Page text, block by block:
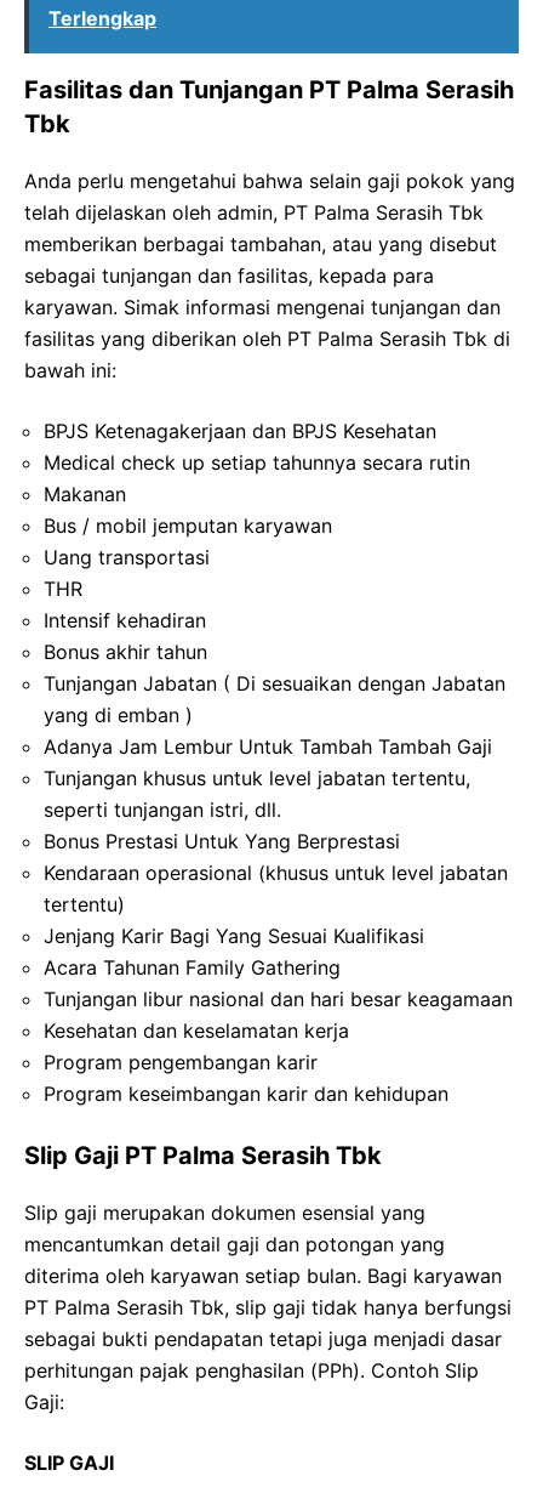
Terlengkap
Fasilitas dan Tunjangan PT Palma Serasih
Tbk
Anda perlu mengetahui bahwa selain gaji pokok yang
telah dijelaskan oleh admin, PT Palma Serasih Tbk
memberikan berbagai tambahan, atau yang disebut
sebagai tunjangan dan fasilitas, kepada para
karyawan. Simak informasi mengenai tunjangan dan
fasilitas yang diberikan oleh PT Palma Serasih Tbk di
bawah ini:
BPJS Ketenagakerjaan dan BPJS Kesehatan
Medical check up setiap tahunnya secara rutin
Makanan
Bus / mobil jemputan karyawan
Uang transportasi
THR
Intensif kehadiran
Bonus akhir tahun
Tunjangan Jabatan ( Di sesuaikan dengan Jabatan
yang di emban )
Adanya Jam Lembur Untuk Tambah Tambah Gaji
Tunjangan khusus untuk level jabatan tertentu,
seperti tunjangan istri, dll.
Bonus Prestasi Untuk Yang Berprestasi
Kendaraan operasional (khusus untuk level jabatan
tertentu)
Jenjang Karir Bagi Yang Sesuai Kualifikasi
Acara Tahunan Family Gathering
Tunjangan libur nasional dan hari besar keagamaan
Kesehatan dan keselamatan kerja
Program pengembangan karir
Program keseimbangan karir dan kehidupan
Slip Gaji PT Palma Serasih Tbk
Slip gaji merupakan dokumen esensial yang
mencantumkan detail gaji dan potongan yang
diterima oleh karyawan setiap bulan. Bagi karyawan
PT Palma Serasih Tbk, slip gaji tidak hanya berfungsi
sebagai bukti pendapatan tetapi juga menjadi dasar
perhitungan pajak penghasilan (PPh). Contoh Slip
Gaji:
SLIP GAJI